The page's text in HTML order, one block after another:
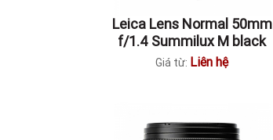
Leica Lens Normal 50mm
f/1.4 Summilux M black
Giá từ: Liên hệ